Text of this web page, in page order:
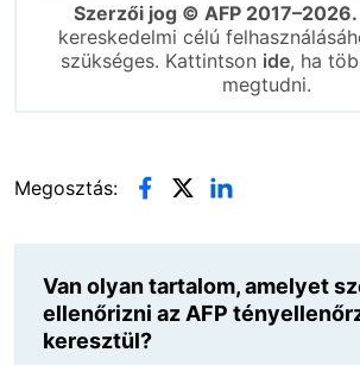
Szerzői jog © AFP 2017–2026.
kereskedelmi célú
szükséges. Kattintson ide, ha
megtudni.
Megosztás:
Van olyan tartalom, amelyet
ellenőrizni az AFP
keresztül?